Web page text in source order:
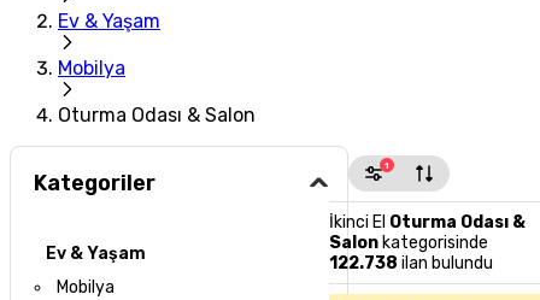
Ev & Yaşam
Mobilya
Oturma Odası & Salon
Kategoriler
Ev & Yaşam
Mobilya
1
İkinci El Oturma Odası &
Salon kategorisinde
122.738 ilan bulundu